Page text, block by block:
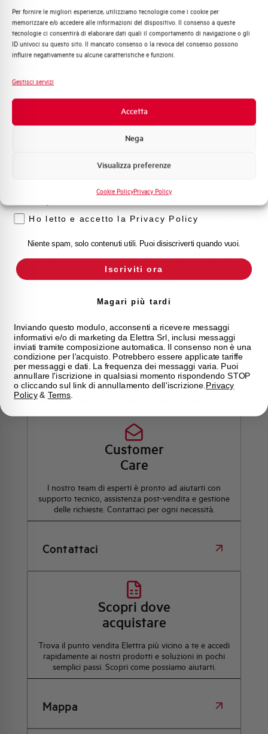
Per fornire le migliori esperienze, utilizziamo tecnologie come i cookie per
memorizzare e/o accedere alle informazioni del dispositivo. Il consenso a queste
tecnologie ci consentirà di elaborare dati quali il comportamento di navigazione o gli
ID univoci su questo sito. Il mancato consenso o la revoca del consenso possono
influire negativamente su alcune caratteristiche e funzioni.
Gestisci servizi
Accetta
Nega
Visualizza preferenze
Cookie PolicyPrivacy Policy
Capacità dei terminali 1…35 mm²
Adatto al sezionamento
Temperatura di impiego -25/+55 °C
Temperatura di riferimento (°C)
Classe di limitazione
Hai bisogno di supporto?
Customer
Care
l nostro team di esperti è pronto ad aiutarti con
supporto tecnico, assistenza post-vendita e gestione
delle richieste. Contattaci per ogni necessità.
Contattaci
Scopri dove
acquistare
Trova il punto vendita Elettra più vicino a te e accedi
rapidamente ai nostri prodotti e soluzioni in pochi
semplici passi. Scopri come possiamo aiutarti.
Mappa
Quali argomenti ti interessano di più?
Distribuzione di Energia
Automazione Industriale
Sistema Quadri
Promozioni e offerte
Formazione tecnica
Voglio ricevere aggiornamenti, novità di
Ho letto e accetto la Privacy Policy
Niente spam, solo contenuti utili. Puoi disiscriverti quando vuoi.
Iscriviti ora
Magari più tardi
Inviando questo modulo, acconsenti a ricevere messaggi
informativi e/o di marketing da Elettra Srl, inclusi messaggi
inviati tramite composizione automatica. Il consenso non è una
condizione per l'acquisto. Potrebbero essere applicate tariffe
per messaggi e dati. La frequenza dei messaggi varia. Puoi
annullare l'iscrizione in qualsiasi momento rispondendo STOP
o cliccando sul link di annullamento dell'iscrizione. Privacy
Policy& Terms